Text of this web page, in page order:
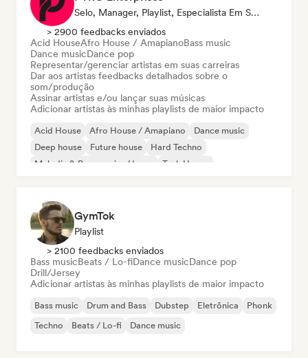
Selo, Manager, Playlist, Especialista Em Som
> 2900 feedbacks enviados
Acid HouseAfro House / AmapianoBass music
Dance musicDance pop
Representar/gerenciar artistas em suas carreiras
Dar aos artistas feedbacks detalhados sobre o
som/produção
Assinar artistas e/ou lançar suas músicas
Adicionar artistas às minhas playlists de maior impacto
Acid House Afro House / Amapiano
Dance music
Deep house
Future house
Hard Techno
Melodic & Progressive House
Tech House
GymTok
Playlist
> 2100 feedbacks enviados
Bass musicBeats / Lo-fiDance musicDance pop
Drill/Jersey
Adicionar artistas às minhas playlists de maior impacto
Bass music Drum and Bass Dubstep Eletrônica
Phonk
Techno
Beats / Lo-fi Dance music